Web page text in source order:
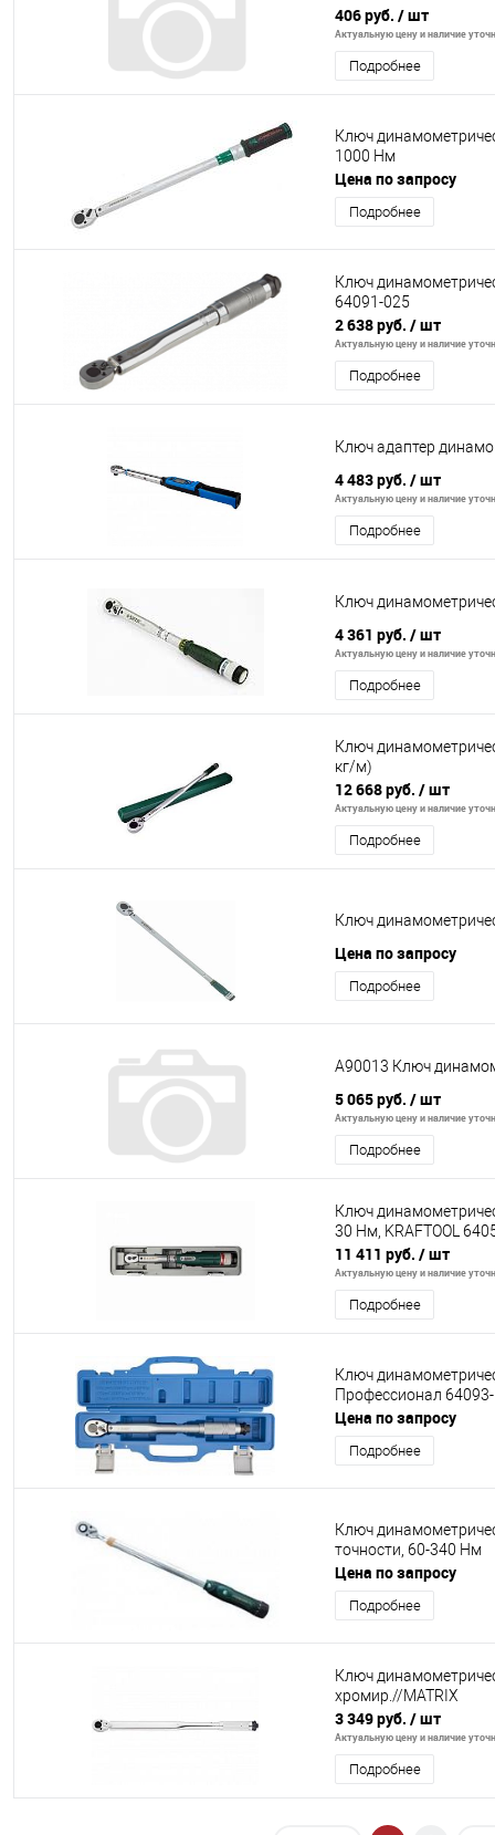
406 руб. / шт
Актуальную цену и наличие
Подробнее
Ключ
1000 Нм
Цена по запросу
Подробнее
Ключ
64091-025
2 638 руб. / шт
Актуальную цену и наличие
Подробнее
Ключ адаптер
4 483 руб. / шт
Актуальную цену и наличие
Подробнее
Ключ
4 361 руб. / шт
Актуальную цену и наличие
Подробнее
Ключ
кг/м)
12 668 руб. / шт
Актуальную цену и наличие
Подробнее
Ключ
Цена по запросу
Подробнее
A90013 Ключ
5 065 руб. / шт
Актуальную цену и наличие
Подробнее
Ключ
30 Нм, KRAFTOOL
11 411 руб. / шт
Актуальную цену и наличие
Подробнее
Ключ
Профессионал
Цена по запросу
Подробнее
Ключ
точности, 60-340 Нм
Цена по запросу
Подробнее
Ключ
хромир.//MATRIX
3 349 руб. / шт
Актуальную цену и наличие
Подробнее